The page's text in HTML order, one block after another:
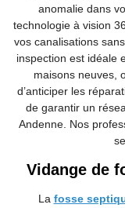
anomalie dans
technologie à vision
vos canalisations
inspection est idéale
maisons neuves,
d’anticiper les
de garantir un
Andenne. Nos
Vidange de
La fosse